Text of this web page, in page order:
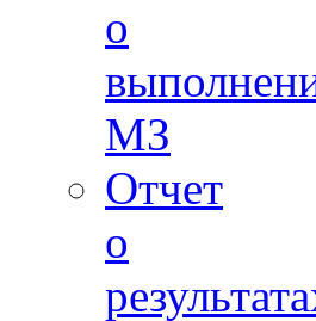
о
МЗ
Отчет
о